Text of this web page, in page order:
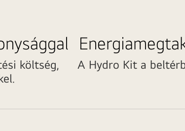
költség,
A Hydro Kit a